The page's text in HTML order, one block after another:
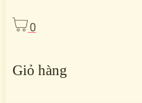
0
Giỏ hàng